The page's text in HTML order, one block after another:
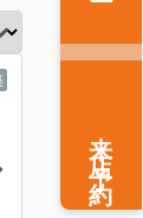
来店予約